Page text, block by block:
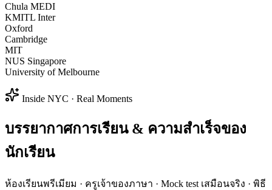
Chula MEDI
KMITL Inter
Oxford
Cambridge
MIT
NUS Singapore
University of Melbourne
Inside NYC · Real Moments
บรรยากาศการเรียน & ความสำเร็จของ
นักเรียน
ห้องเรียนพรีเมียม · ครูเจ้าของภาษา · Mock test เสมือนจริง · พิธี